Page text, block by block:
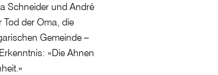
Schneider und André
Tod der Oma, die
Gemeinde –
»Die Ahnen